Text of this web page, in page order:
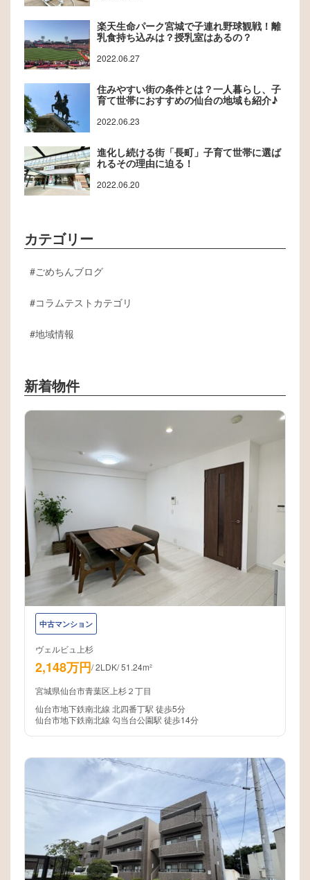
楽天生命パーク宮城で子連れ野球観戦！離
乳食持ち込みは？授乳室はあるの？
2022.06.27
住みやすい街の条件とは？一人暮らし、子
育て世帯におすすめの仙台の地域も紹介♪
2022.06.23
進化し続ける街「長町」子育て世帯に選ば
れるその理由に迫る！
2022.06.20
カテゴリー
ごめちんブログ
コラムテストカテゴリ
地域情報
新着物件
中古マンション
ヴェルビュ上杉
2,148万円/2LDK/51.24m²
宮城県仙台市青葉区上杉２丁目
仙台市地下鉄南北線 北四番丁駅 徒歩5分
仙台市地下鉄南北線 勾当台公園駅 徒歩14分